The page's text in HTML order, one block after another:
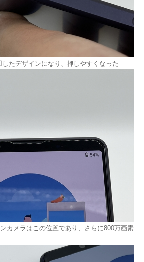
したデザインになり、押しやすくなった
カメラはこの位置であり、さらに800万画素